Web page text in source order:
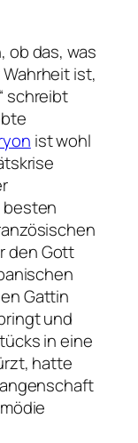
ob das, was
ist,
schreibt
ist wohl
besten
den Gott
Gattin
und
in eine
hatte